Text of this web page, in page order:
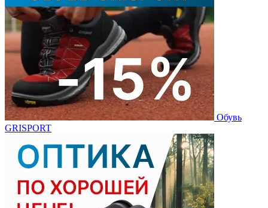
Обувь
GRISPORT